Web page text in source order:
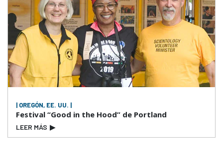
| OREGÓN, EE. UU. |
Festival “Good in the Hood” de Portland
LEER MÁS ▶